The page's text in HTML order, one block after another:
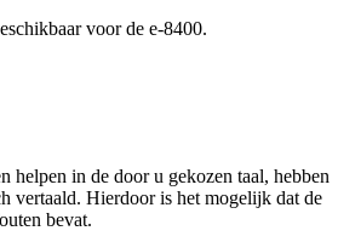
voor de e-8400.
helpen in de door u gekozen taal, hebben
vertaald. Hierdoor is het mogelijk dat de
bevat.